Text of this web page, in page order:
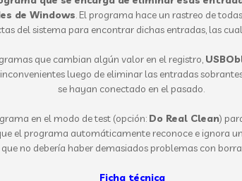
de Windows. El programa hace un rastreo de
del sistema para encontrar dichas entradas, las
que cambian algún valor en el registro,
luego de eliminar las entradas
se hayan conectado en el pasado.
en el modo de test (opción: Do Real Clean)
el programa automáticamente reconoce e ignora
no debería haber demasiados problemas con
Ficha técnica